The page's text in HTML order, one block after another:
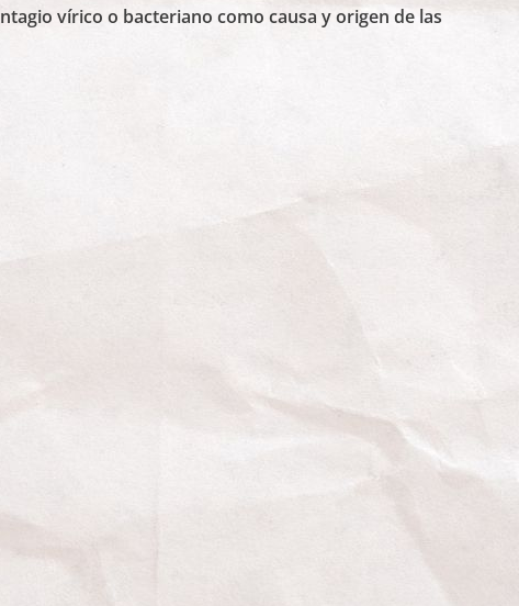
vírico o bacteriano como causa y origen de las